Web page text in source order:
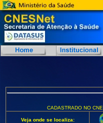
CADASTRADO NO
Veja onde se localiza: